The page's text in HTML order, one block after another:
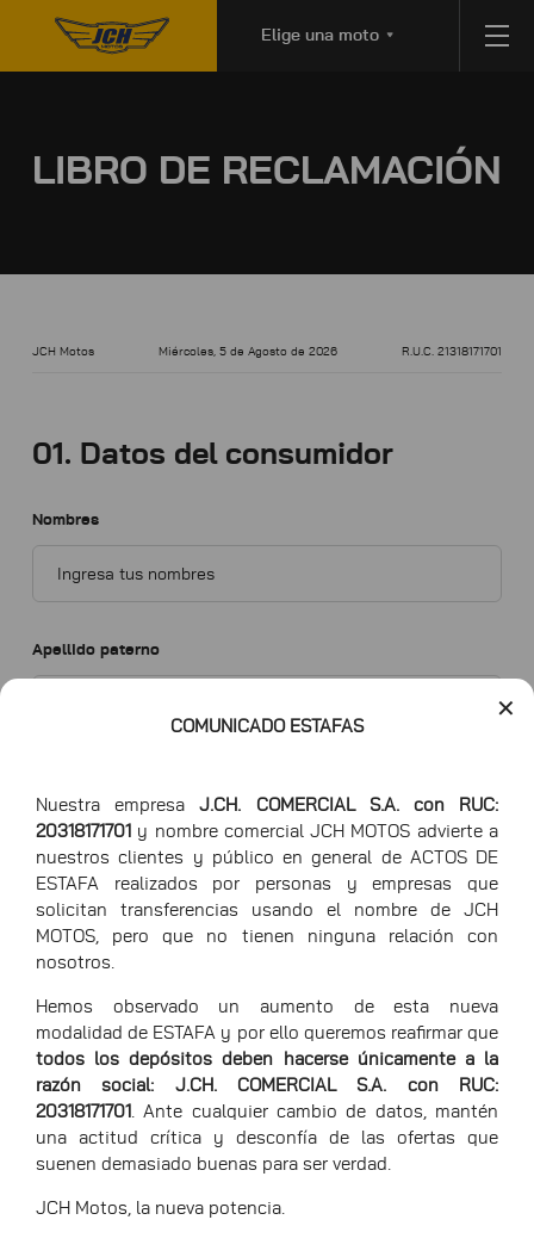
Elige una moto
✕
COMUNICADO ESTAFAS
Nuestra empresaJ.CH. COMERCIAL S.A. con RUC:
20318171701 y nombre comercial JCH MOTOS advierte a
nuestros clientes y público en general de ACTOS DE
ESTAFA realizados por personas y empresas que
solicitan transferencias usando el nombre de JCH
MOTOS, pero que no tienen ninguna relación con
nosotros.
Hemos observado un aumento de esta nueva
modalidad de ESTAFA y por ello queremos reafirmar que
todos los depósitos deben hacerse únicamente a la
razón social: J.CH. COMERCIAL S.A. con RUC:
20318171701 . Ante cualquier cambio de datos, mantén
una actitud crítica y desconfía de las ofertas que
suenen demasiado buenas para ser verdad.
JCH Motos, la nueva potencia.
LIBRO DE RECLAMACIÓN
JCH Motos Miércoles, 5 de Agosto de 2026 R.U.C. 21318171701
01. Datos del consumidor
Nombres
Apellido paterno
Domicilio
Departamento
Provincia